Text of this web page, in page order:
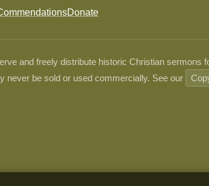
Donate
and freely distribute historic Christian sermons
never be sold or used commercially. See our